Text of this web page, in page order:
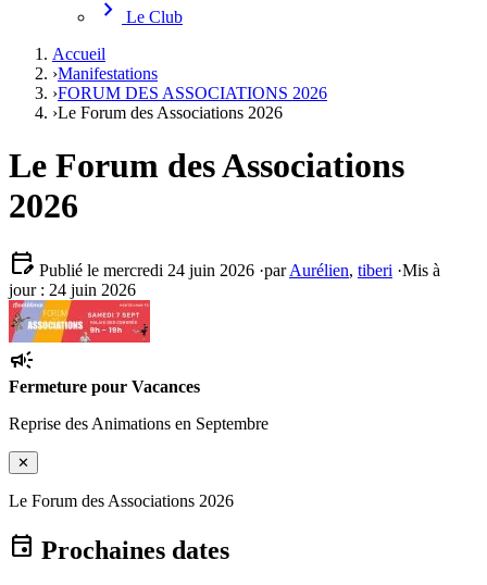
chevron_right
Le Club
Accueil
›Manifestations
›FORUM DES ASSOCIATIONS 2026
›Le Forum des Associations 2026
Le Forum des Associations
2026
edit_calendar Publié le mercredi 24 juin 2026 ·parAurélien, tiberi ·Mis à
jour : 24 juin 2026
campaign
Fermeture pour Vacances
Reprise des Animations en Septembre
✕
Le Forum des Associations 2026
event Prochaines dates